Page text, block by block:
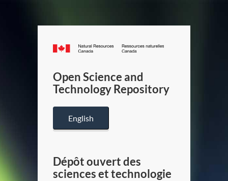
Canada.ca
/
Canada
Open Science and
Technology Repository
English
Dépôt ouvert des
sciences et technologie